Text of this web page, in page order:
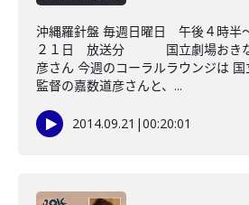
沖縄羅針盤 毎週日曜日 午後４時
２１日 放送分 国立劇場おきな
彦さん 今週のコーラルラウンジは
監督の嘉数道彦さんと、...
2014.09.21 |00:20:01